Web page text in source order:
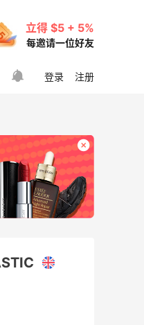
立得 $5 + 5%
每邀请一位好友
登录 注册